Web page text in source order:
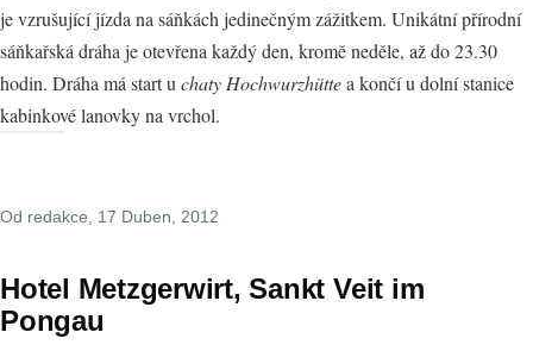
je vzrušující jízda na sáňkách jedinečným zážitkem. Unikátní přírodní
sáňkařská dráha je otevřena každý den, kromě neděle, až do 23.30
hodin. Dráha má start u chaty Hochwurzhüttea končí u dolní stanice
kabinkové lanovky na vrchol.
Od redakce , 17 Duben, 2012
Hotel Metzgerwirt, Sankt Veit im
Pongau